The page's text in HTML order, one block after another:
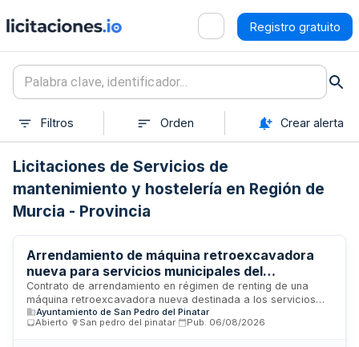
Registro gratuito
Filtros Orden Crear alerta
Licitaciones de Servicios de
mantenimiento y hostelería en Región de
Murcia - Provincia
Arrendamiento de máquina retroexcavadora
nueva para servicios municipales del
Ayuntamiento de San Pedro del Pinatar
Contrato de arrendamiento en régimen de renting de una
máquina retroexcavadora nueva destinada a los servicios
municipales del Ayuntamiento de San Pedro del Pinatar,
concretamente para la Concejalía de Obras y Servicios. El
Ayuntamiento de San Pedro del Pinatar
Abierto
San pedro del pinatar Pub. 06/08/2026